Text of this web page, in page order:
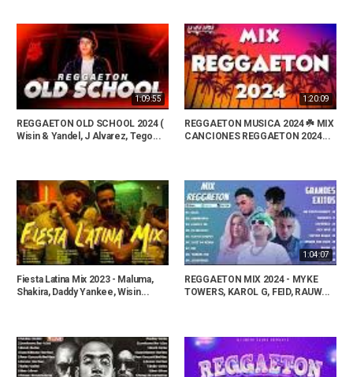
1:09:55
REGGAETON OLD SCHOOL 2024 (
Wisin & Yandel, J Alvarez, Tego...
1:20:09
REGGAETON MUSICA 2024 ☘️ MIX
CANCIONES REGGAETON 2024...
Fiesta Latina Mix 2023 - Maluma,
Shakira, Daddy Yankee, Wisin...
1:04:07
REGGAETON MIX 2024 - MYKE
TOWERS, KAROL G, FEID, RAUW...